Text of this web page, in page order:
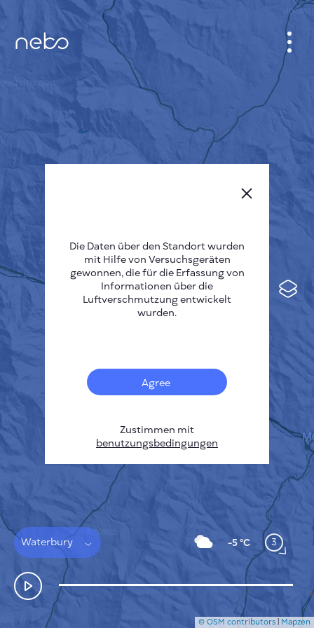
Wind
Waterbury -5 °C 3
ANMELDEN
STADTPLAN
SENSOR NEBO
Česky
Deutsch
Español
FUNKTIONSWEISE
DATENSCHUTZBESTIMMUNGEN
BEDINGUNGEN UND KONDITIONEN
INSTALLATIONSANLEITUNG
API
FAQ
© OSM contributors | Mapzen
Die Daten über den Standort wurden
mit Hilfe von Versuchsgeräten
gewonnen, die für die Erfassung von
Informationen über die
Luftverschmutzung entwickelt
wurden.
Agree
Zustimmen mit
benutzungsbedingungen